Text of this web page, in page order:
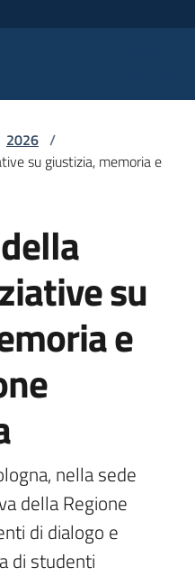
2026 /
su giustizia, memoria e
su
e
nella sede
della Regione
di dialogo e
di studenti